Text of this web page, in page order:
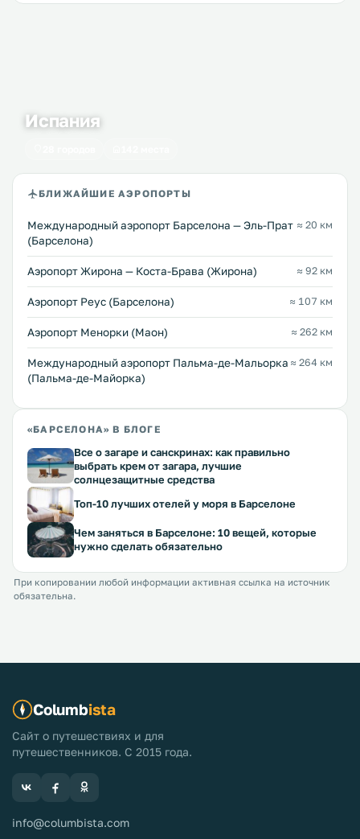
Испания
БЛИЖАЙШИЕ АЭРОПОРТЫ
Международный аэропорт Барселона — Эль-Прат
(Барселона)
≈ 20 км
Аэропорт Жирона — Коста-Брава (Жирона) ≈ 92 км
Аэропорт Реус (Барселона) ≈ 107 км
Аэропорт Менорки (Маон) ≈ 262 км
Международный аэропорт Пальма-де-Мальорка
(Пальма-де-Майорка)
≈ 264 км
«БАРСЕЛОНА» В БЛОГЕ
Все о загаре и санскринах: как правильно
выбрать крем от загара, лучшие
солнцезащитные средства
Топ-10 лучших отелей у моря в Барселоне
Чем заняться в Барселоне: 10 вещей, которые
нужно сделать обязательно
При копировании любой информации активная ссылка на источник
обязательна.
Columbista
Сайт о путешествиях и для
путешественников. С 2015 года.
info@columbista.com